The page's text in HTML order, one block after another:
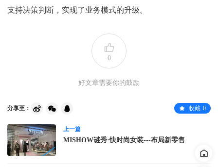
支持决策判断，实现了业务模式的升级。
0
好文章需要你的鼓励
分享至： 收藏 0
上一篇
MISHOW谜秀·快时尚女装---布局新零售